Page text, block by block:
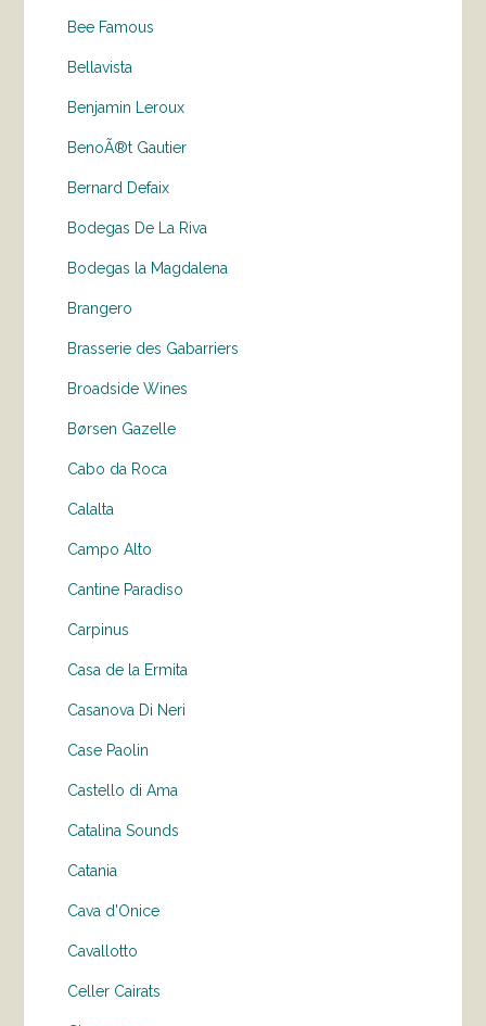
Bee Famous
Bellavista
Benjamin Leroux
BenoÃ®t Gautier
Bernard Defaix
Bodegas De La Riva
Bodegas la Magdalena
Brangero
Brasserie des Gabarriers
Broadside Wines
Børsen Gazelle
Cabo da Roca
Calalta
Campo Alto
Cantine Paradiso
Carpinus
Casa de la Ermita
Casanova Di Neri
Case Paolin
Castello di Ama
Catalina Sounds
Catania
Cava d'Onice
Cavallotto
Celler Cairats